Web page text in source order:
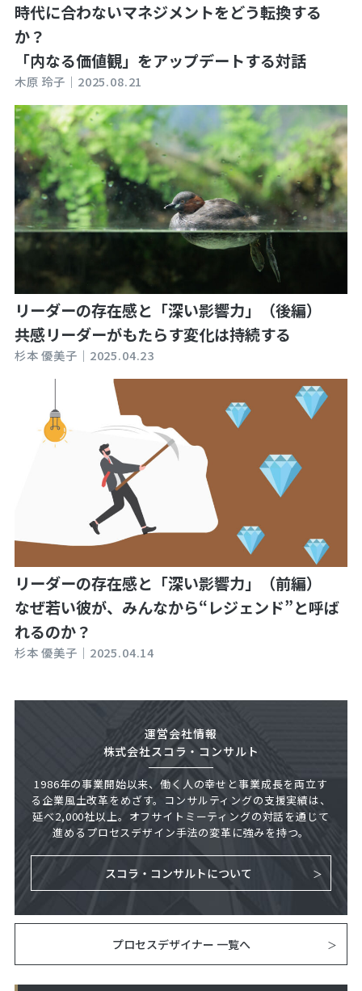
時代に合わないマネジメントをどう転換する
か？
「内なる価値観」をアップデートする対話
木原 玲子｜ 2025.08.21
リーダーの存在感と「深い影響力」（後編）
共感リーダーがもたらす変化は持続する
杉本 優美子｜ 2025.04.23
リーダーの存在感と「深い影響力」（前編）
なぜ若い彼が、みんなから“レジェンド”と呼ば
れるのか？
杉本 優美子｜ 2025.04.14
運営会社情報
株式会社スコラ・コンサルト
1986年の事業開始以来、働く人の幸せと事業成長を両立す
る企業風土改革をめざす。コンサルティングの支援実績は、
延べ2,000社以上。オフサイトミーティングの対話を通じて
進めるプロセスデザイン手法の変革に強みを持つ。
スコラ・コンサルトについて
プロセスデザイナー 一覧へ